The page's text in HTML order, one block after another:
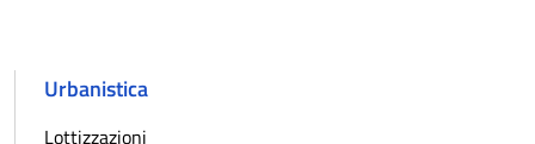
Urbanistica
Lottizzazioni